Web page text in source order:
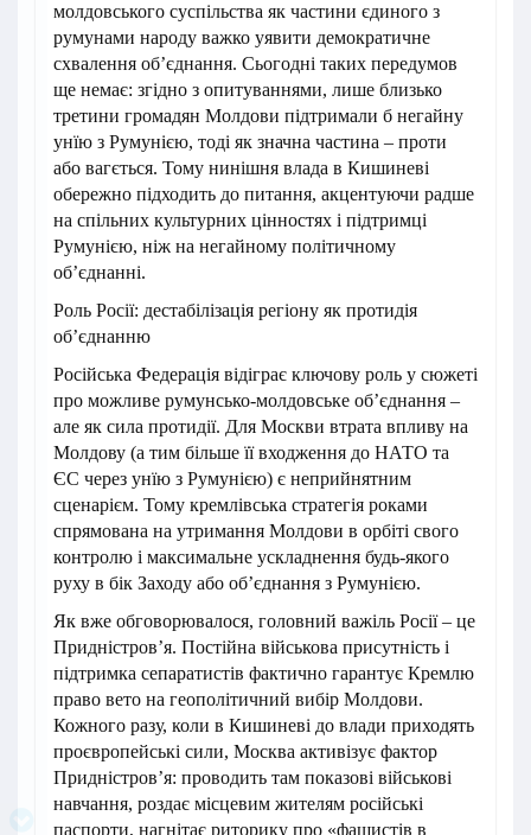
молдовського суспільства як частини єдиного з
румунами народу важко уявити демократичне
схвалення об’єднання. Сьогодні таких передумов
ще немає: згідно з опитуваннями, лише близько
третини громадян Молдови підтримали б негайну
унїю з Румунією, тоді як значна частина – проти
або вагється. Тому нинішня влада в Кишиневі
обережно підходить до питання, акцентуючи радше
на спільних культурних цінностях і підтримці
Румунією, ніж на негайному політичному
об’єднанні.
Роль Росії: дестабілізація регіону як протидія
об’єднанню
Російська Федерація відіграє ключову роль у сюжеті
про можливе румунсько-молдовське об’єднання –
але як сила протидії. Для Москви втрата впливу на
Молдову (а тим більше її входження до НАТО та
ЄС через унїю з Румунією) є неприйнятним
сценарієм. Тому кремлівська стратегія роками
спрямована на утримання Молдови в орбіті свого
контролю і максимальне ускладнення будь-якого
руху в бік Заходу або об’єднання з Румунією.
Як вже обговорювалося, головний важіль Росії – це
Придністров’я. Постійна військова присутність і
підтримка сепаратистів фактично гарантує Кремлю
право вето на геополітичний вибір Молдови.
Кожного разу, коли в Кишиневі до влади приходять
проєвропейські сили, Москва активізує фактор
Придністров’я: проводить там показові військові
навчання, роздає місцевим жителям російські
паспорти, нагнітає риторику про «фашистів в